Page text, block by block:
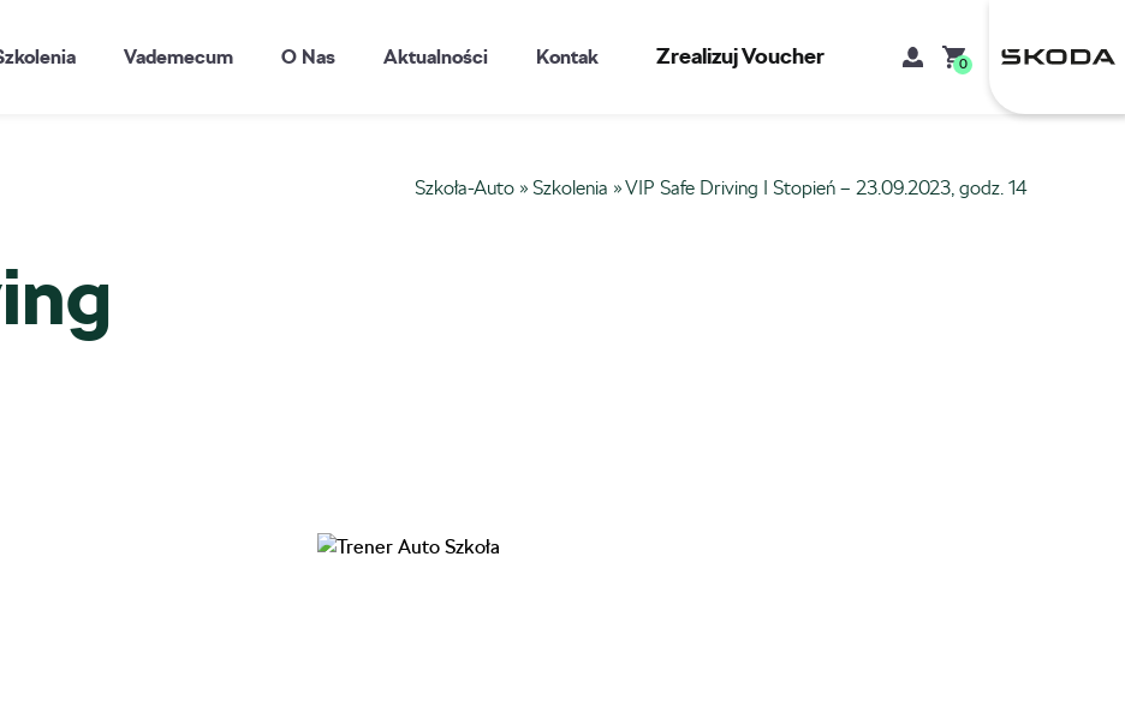
Vademecum O Nas Aktualności Kontakt Zrealizuj Voucher 0
Szkoła-Auto »Szkolenia »VIP Safe Driving I Stopień – 23.09.2023, godz. 14